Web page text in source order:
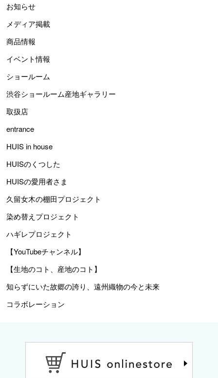
お知らせ
メディア掲載
商品情報
イベント情報
ショールーム
渋谷ショールーム産地ギャラリー
取扱店
entrance
HUIS in house
HUISのくつした
HUISの愛用者さま
久留女木の棚田プロジェクト
染め替えプロジェクト
ハギレプロジェクト
【YouTubeチャンネル】
【生地のコト、産地のコト】
知らずにいた故郷の誇り、遠州織物の今と未来
コラボレーション